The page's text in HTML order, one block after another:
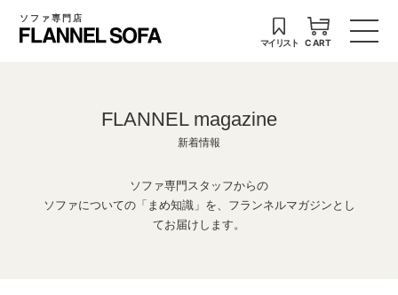
ソファ専門店
マイリスト CART
FLANNEL magazine
新着情報
ソファ専門スタッフからの
ソファについての「まめ知識」を、フランネルマガジンとし
てお届けします。